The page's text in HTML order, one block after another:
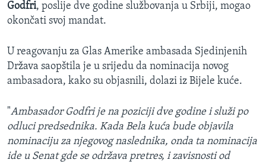
Godfri, poslije dve godine službovanja u Srbiji, mogao
okončati svoj mandat.
U reagovanju za Glas Amerike ambasada Sjedinjenih
Država saopštila je u srijedu da nominacija novog
ambasadora, kako su objasnili, dolazi iz Bijele kuće.
"Ambasador Godfri je na poziciji dve godine i služi po
odluci predsednika. Kada Bela kuća bude objavila
nominaciju za njegovog naslednika, onda ta nominacija
ide u Senat gde se održava pretres, i zavisnosti od